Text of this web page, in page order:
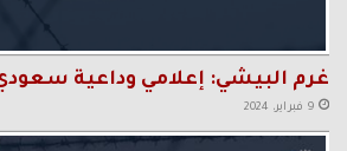
غرم البيشي: إعلامي وداعية
9 فبراير، 2024